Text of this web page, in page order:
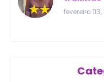
meio da
fevereiro 03,